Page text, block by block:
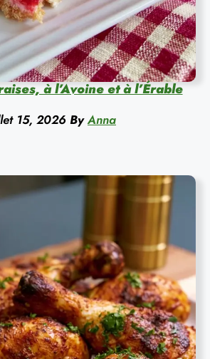
à l’Avoine et à l’Érable
15, 2026 By Anna